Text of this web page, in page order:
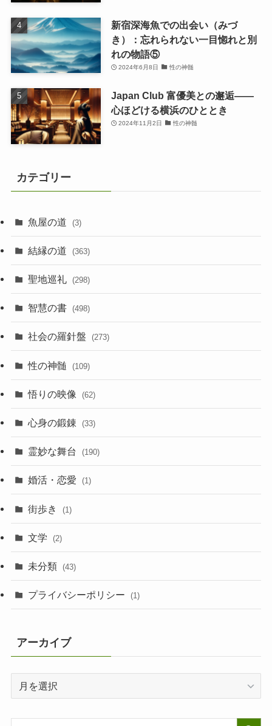
新宿深海魚での出会い（みづ
き）：忘れられない一目惚れと別
れの物語⑤
2024年6月8日 性の神髄
Japan Club 富優美との邂逅――
心ほどける横浜のひととき
2024年11月2日 性の神髄
カテゴリー
魚屋の道 (3)
結縁の道 (363)
聖地巡礼 (298)
智慧の書 (498)
社会の羅針盤 (273)
性の神髄 (109)
悟りの映像 (62)
心身の鍛錬 (33)
霊妙な舞台 (190)
婚活・恋愛 (1)
街歩き (1)
文学 (2)
未分類 (43)
プライバシーポリシー (1)
アーカイブ